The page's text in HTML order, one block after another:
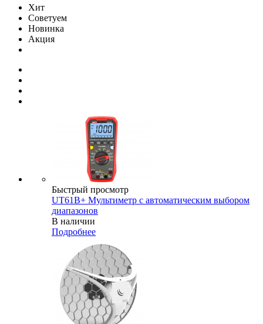
Хит
Советуем
Новинка
Акция
Быстрый просмотр
UT61B+ Мультиметр с автоматическим выбором
диапазонов
В наличии
Подробнее